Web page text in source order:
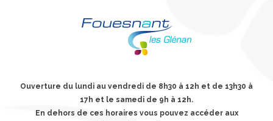
Ouverture du lundi au vendredi de 8h30 à 12h et de 13h30 à
17h et le samedi de 9h à 12h.
En dehors de ces horaires vous pouvez accéder aux